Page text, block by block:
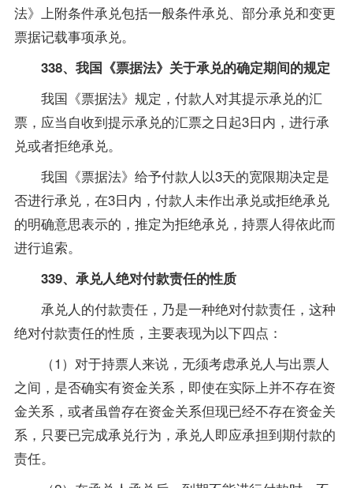
法》上附条件承兑包括一般条件承兑、部分承兑和变更
票据记载事项承兑。
338、我国《票据法》关于承兑的确定期间的规定
我国《票据法》规定，付款人对其提示承兑的汇
票，应当自收到提示承兑的汇票之日起3日内，进行承
兑或者拒绝承兑。
我国《票据法》给予付款人以3天的宽限期决定是
否进行承兑，在3日内，付款人未作出承兑或拒绝承兑
的明确意思表示的，推定为拒绝承兑，持票人得依此而
进行追索。
339、承兑人绝对付款责任的性质
承兑人的付款责任，乃是一种绝对付款责任，这种
绝对付款责任的性质，主要表现为以下四点：
（1）对于持票人来说，无须考虑承兑人与出票人
之间，是否确实有资金关系，即使在实际上并不存在资
金关系，或者虽曾存在资金关系但现已经不存在资金关
系，只要已完成承兑行为，承兑人即应承担到期付款的
责任。